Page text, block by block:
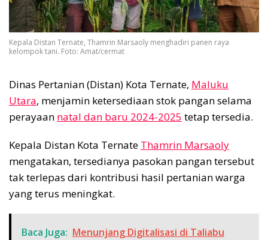
Kepala Distan Ternate, Thamrin Marsaoly menghadiri panen raya
kelompok tani. Foto: Amat/cermat
Dinas Pertanian (Distan) Kota Ternate, Maluku
Utara, menjamin ketersediaan stok pangan selama
perayaan natal dan baru 2024-2025 tetap tersedia.
Kepala Distan Kota Ternate Thamrin Marsaoly
mengatakan, tersedianya pasokan pangan tersebut
tak terlepas dari kontribusi hasil pertanian warga
yang terus meningkat.
Baca Juga: Menunjang Digitalisasi di Taliabu